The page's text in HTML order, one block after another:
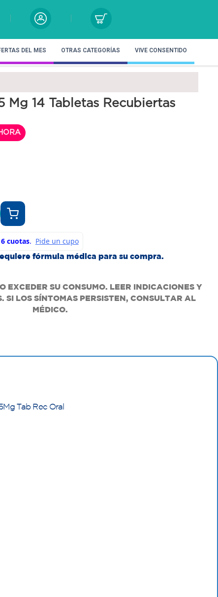
DEL MES OTRAS CATEGORÍAS VIVE CONSENTIDO
Mg 14 Tabletas Recubiertas
fórmula médica para su compra.
EXCEDER SU CONSUMO. LEER INDICACIONES Y
SI LOS SÍNTOMAS PERSISTEN, CONSULTAR AL
MÉDICO.
Tab Rec Oral